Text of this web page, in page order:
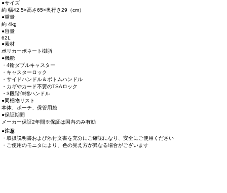
●サイズ
約 幅42.5×高さ65×奥行き29（cm）
●重量
約 4kg
●容量
62L
●素材
ポリカーボネート樹脂
●機能
・4輪ダブルキャスター
・キャスターロック
・サイドハンドル＆ボトムハンドル
・カギやカード不要のTSAロック
・3段階伸縮ハンドル
●同梱物リスト
本体、ポーチ、保管用袋
●保証期間
メーカー保証2年間※保証は国内のみ有効
●注意
・取扱説明書および添付文書を充分にご確認になり、安全にご使用ください
・ご使用のモニタにより、色の見え方が異なる場合がございます